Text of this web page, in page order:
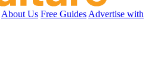
About Us Free Guides Advertise with